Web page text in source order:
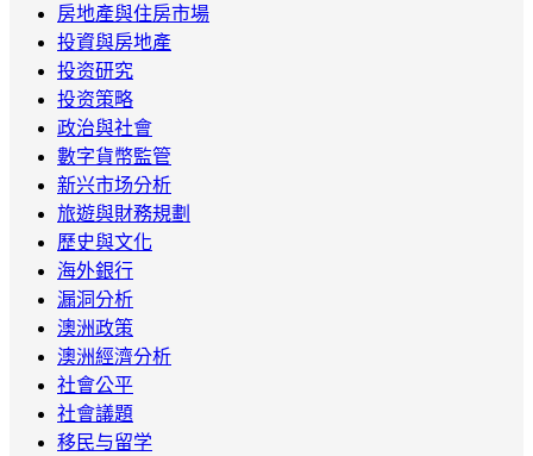
房地產與住房市場
投資與房地產
投资研究
投资策略
政治與社會
數字貨幣監管
新兴市场分析
旅遊與財務規劃
歷史與文化
海外銀行
漏洞分析
澳洲政策
澳洲經濟分析
社會公平
社會議題
移民与留学